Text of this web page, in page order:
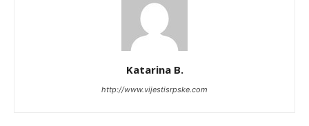
Katarina B.
http://www.vijestisrpske.com